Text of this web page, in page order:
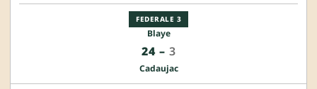
FEDERALE 3
Blaye
24– 3
Cadaujac